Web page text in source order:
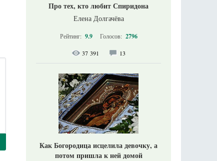
Про тех, кто любит Спиридона
Елена Долгачёва
Рейтинг: 9.9 Голосов: 2796
37 391 13
Как Богородица исцелила девочку, а
потом пришла к ней домой